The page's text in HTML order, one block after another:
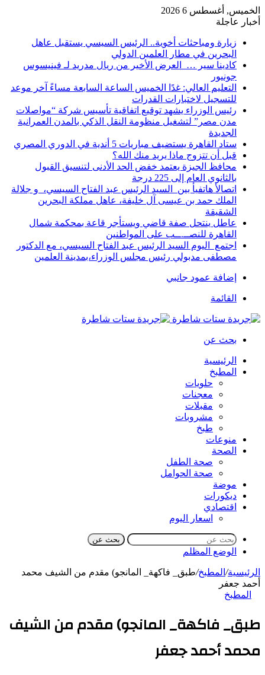
الخميس, أغسطس 6 2026
أخبار عاجلة
زيارة ومباحثات أخوية.. الرئيس السيسي يستقبل عاهل
البحرين في مطار العلمين الدولي
كادينا سير … العرض الأخير من ريال مدريد لـ فينيسوس
جونيور
التعليم العالي: غدًا الخميس الساعة السابعة مساءً آخر موعد
للتسجيل لاختبارات القدرات
رئيس الوزراء يشهد توقيع اتفاقية تأسيس شركة “مواصلات
مدن مصر” لتشغيل منظومة النقل الذكي بالمدن العمرانية
الجديدة
ستاد القاهرة يستضيف مباريات 5 أندية في الدوري المصري
قبل أن تتزوج ماذا يريد منك الله؟
محافظ الجيزة يعتمد خفض الحد الأدنى لتنسيق القبول
بالثانوي العام إلى 225 درجة
اتصالأ هاتفيأ بين السيد الرئيس عبد الفتاح السيسي، و جلالة
الملك حمد بن عيسى آل خليفة، عاهل مملكة البحرين
الشقيقة
عاطل ينتحل صفة قاضي ويستأجر قاعة بمحكمة شمال
القاهرة للنصــ.ــب على المواطنين
اجتمع اليوم السيد الرئيس عبد الفتاح السيسي، مع الدكتور
مصطفى مدبولي رئيس مجلس الوزراء،بمدينة العلمين
إضافة عمود جانبي
القائمة
بحث عن
الرئيسية
المطبخ
حلويات
معجنات
مقبلات
مشروبات
طبخ
منوعات
الصحة
صحة الطفل
صحة الحوامل
موضة
ديكورات
اقتصادي
اسعار اليوم
بحث عن
الوضع المظلم
الرئيسية/ المطبخ/طبق_ فاكهة_ المانجو) مقدم من الشيف محمد
أحمد جعفر
المطبخ
طبق_ فاكهة_ المانجو) مقدم من الشيف
محمد أحمد جعفر